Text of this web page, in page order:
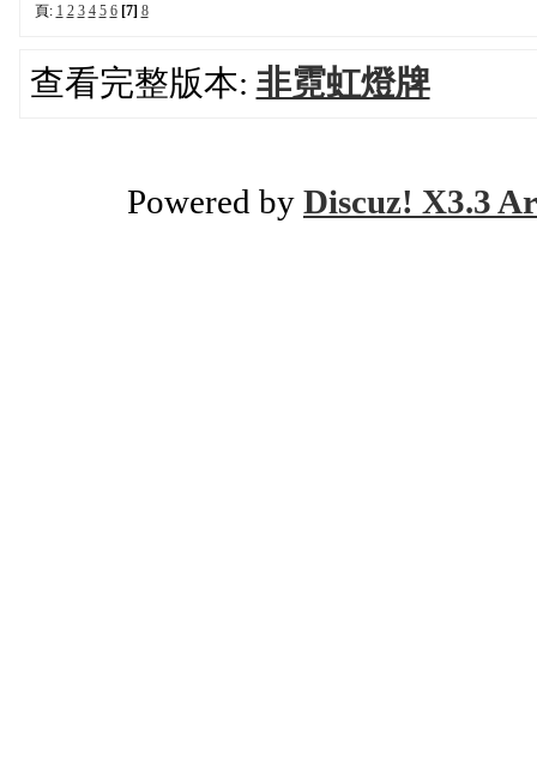
頁: 1 2 3 4 5 6 [7] 8
查看完整版本: 非霓虹燈牌
Powered by Discuz! X3.3